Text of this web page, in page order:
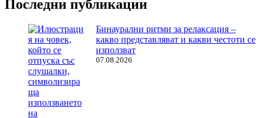
Последни публикации
Бинаурални ритми за релаксация –
какво представляват и какви честоти се
използват
07.08.2026